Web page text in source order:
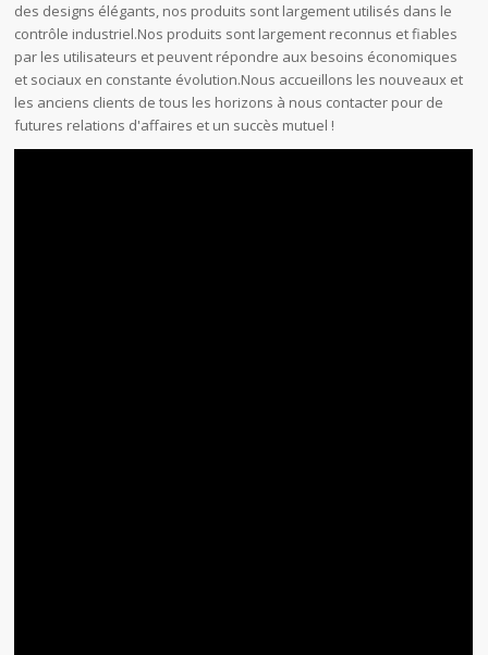
des designs élégants, nos produits sont largement utilisés dans le
contrôle industriel.Nos produits sont largement reconnus et fiables
par les utilisateurs et peuvent répondre aux besoins économiques
et sociaux en constante évolution.Nous accueillons les nouveaux et
les anciens clients de tous les horizons à nous contacter pour de
futures relations d'affaires et un succès mutuel !